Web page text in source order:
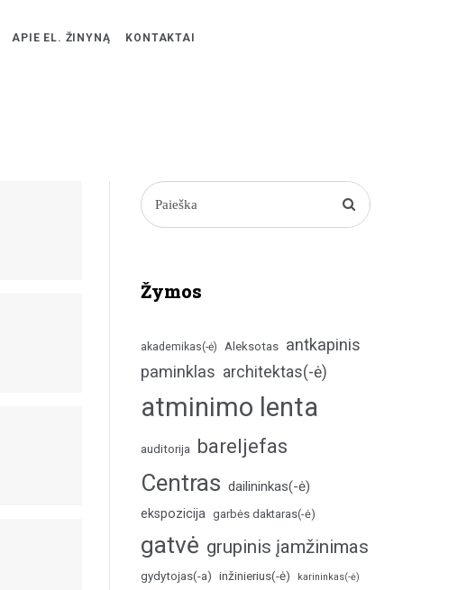
APIE EL. ŽINYNĄ KONTAKTAI
Žymos
akademikas(-ė) Aleksotas antkapinis
paminklas architektas(-ė)
atminimo lenta
auditorija bareljefas
Centras dailininkas(-ė)
ekspozicija garbės daktaras(-ė)
gatvė grupinis įamžinimas
gydytojas(-a) inžinierius(-ė) karininkas(-ė)